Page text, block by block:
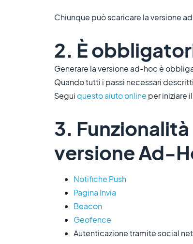
Chiunque può scaricare la versione
2. È
Generare la versione ad-hoc è
Quando tutti i passi necessari descritti
Segui questo aiuto online per iniziare
3.
versione Ad-
Notifiche Push
Pagina Invia
Beacon
Geofence
Autenticazione tramite social